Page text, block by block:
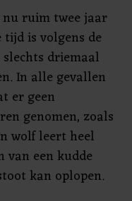
ruim twee jaar
tijd is volgens de
driemaal
In alle gevallen
er geen
genomen, zoals
wolf leert heel
een kudde
kan oplopen.